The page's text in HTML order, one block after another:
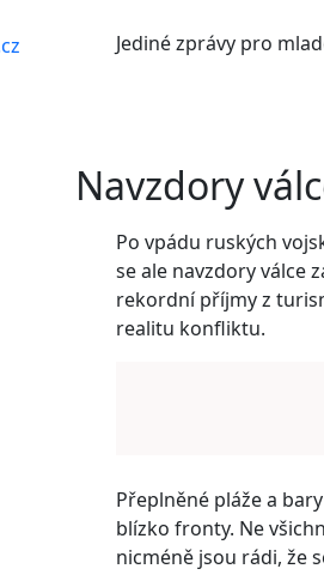
Jedinézprávy pro
Navzdory
Po vpádu ruských
se ale navzdory válce
rekordní příjmy z
realitu konfliktu.
Přeplněné pláže a
blízko fronty. Ne
nicméně jsou rádi, že